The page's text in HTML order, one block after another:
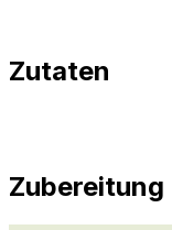
Zutaten
Zubereitung